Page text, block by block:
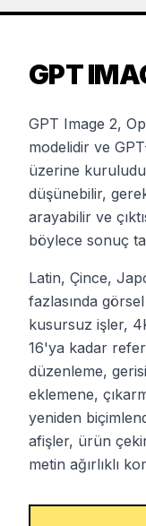
GPT
GPT Image 2,
modelidir ve
üzerine
düşünebilir,
arayabilir ve
böylece sonuç
Latin, Çince,
fazlasında
kusursuz işler,
16'ya kadar
düzenleme,
eklemene,
yeniden
afişler, ürün
metin ağırlıklı